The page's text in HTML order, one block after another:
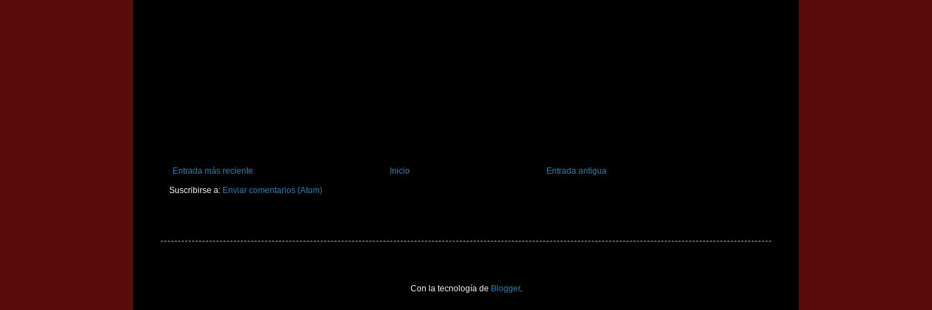
Entrada más reciente Entrada antigua
Inicio
Suscribirse a: Enviar comentarios (Atom)
Con la tecnología de Blogger.